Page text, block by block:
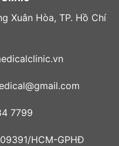
Xuân Hòa, TP. Hồ Chí
7799
HCM-GPHĐ